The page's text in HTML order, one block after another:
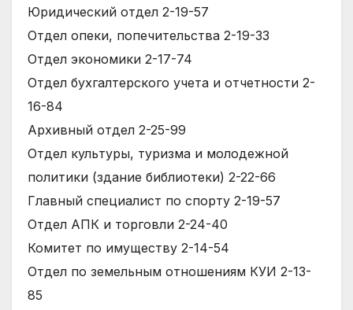
Юридический отдел 2-19-57
Отдел опеки, попечительства 2-19-33
Отдел экономики 2-17-74
Отдел бухгалтерского учета и отчетности 2-
16-84
Архивный отдел 2-25-99
Отдел культуры, туризма и молодежной
политики (здание библиотеки) 2-22-66
Главный специалист по спорту 2-19-57
Отдел АПК и торговли 2-24-40
Комитет по имуществу 2-14-54
Отдел по земельным отношениям КУИ 2-13-
85